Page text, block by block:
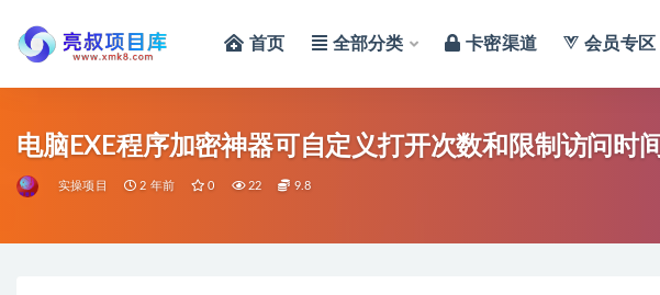
首页 全部分类 卡密渠道 会员专区
电脑EXE程序加密神器可自定义打开次数和限制访问时间
实操项目 2 年前 0 22 9.8